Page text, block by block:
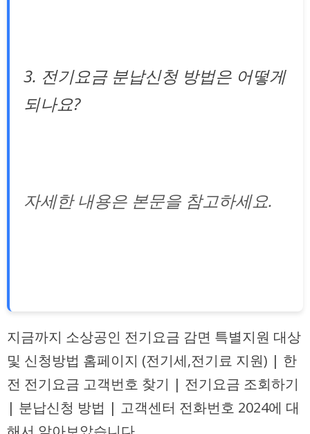
3. 전기요금 분납신청 방법은 어떻게
되나요?
자세한 내용은 본문을 참고하세요.
지금까지 소상공인 전기요금 감면 특별지원 대상
및 신청방법 홈페이지 (전기세,전기료 지원) | 한
전 전기요금 고객번호 찾기 | 전기요금 조회하기
| 분납신청 방법 | 고객센터 전화번호 2024에 대